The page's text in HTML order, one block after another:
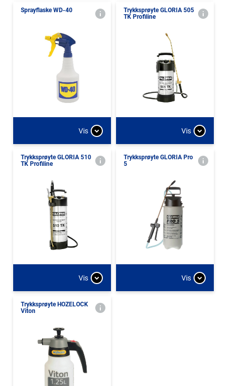
Sprayflaske WD-40
Vis
Trykksprøyte GLORIA 505
TK Profiline
Vis
Trykksprøyte GLORIA 510
TK Profiline
Vis
Trykksprøyte GLORIA Pro
5
Vis
Trykksprøyte HOZELOCK
Viton